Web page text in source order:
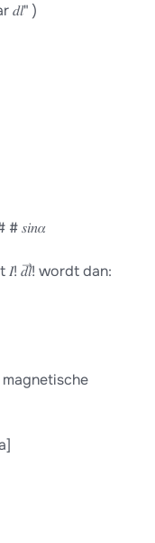
𝑑𝑙" )
# 𝑠𝑖𝑛𝛼
𝑑𝑙⃗! wordt dan: